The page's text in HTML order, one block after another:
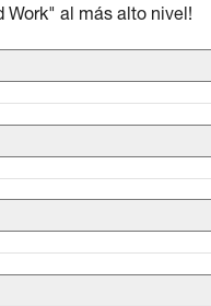
Work" al más alto nivel!